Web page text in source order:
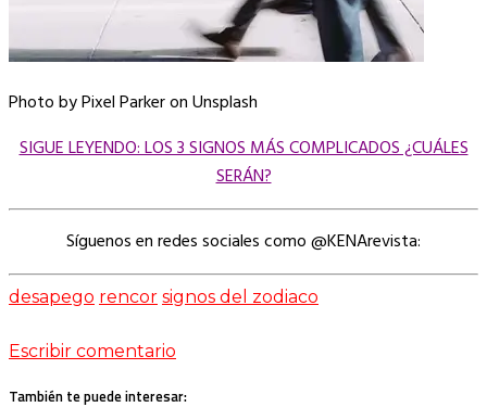
Photo by Pixel Parker on Unsplash
SIGUE LEYENDO: LOS 3 SIGNOS MÁS COMPLICADOS ¿CUÁLES
SERÁN?
Síguenos en redes sociales como @KENArevista:
desapego rencor signos del zodiaco
Escribir comentario
También te puede interesar: